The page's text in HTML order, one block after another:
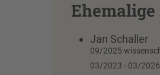
Jan Schaller
09/2025
03/2023 - 03/